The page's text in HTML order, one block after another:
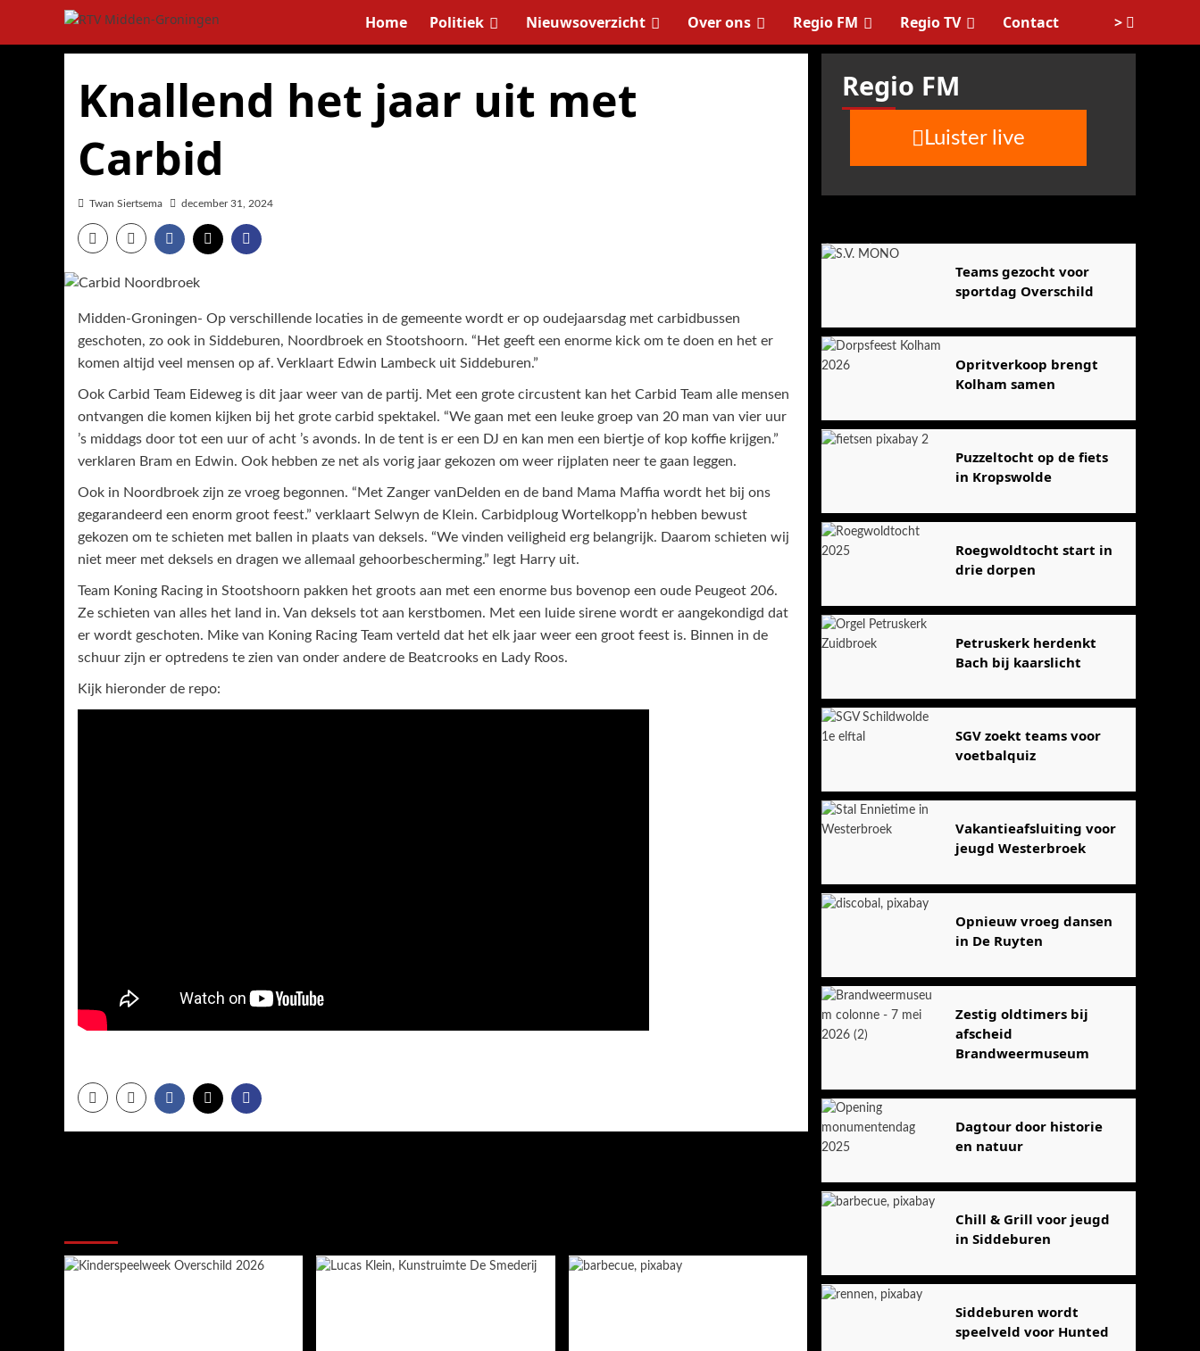
de
Home Politiek Nieuwsoverzicht Over ons Regio FM Regio TV Contact >
Knallend het jaar uit met
Carbid
Twan Siertsema december 31, 2024
Midden-Groningen- Op verschillende locaties in de gemeente wordt er op oudejaarsdag met carbidbussen
geschoten, zo ook in Siddeburen, Noordbroek en Stootshoorn. “Het geeft een enorme kick om te doen en het er
komen altijd veel mensen op af. Verklaart Edwin Lambeck uit Siddeburen.”
Ook Carbid Team Eideweg is dit jaar weer van de partij. Met een grote circustent kan het Carbid Team alle mensen
ontvangen die komen kijken bij het grote carbid spektakel. “We gaan met een leuke groep van 20 man van vier uur
’s middags door tot een uur of acht ’s avonds. In de tent is er een DJ en kan men een biertje of kop koffie krijgen.”
verklaren Bram en Edwin. Ook hebben ze net als vorig jaar gekozen om weer rijplaten neer te gaan leggen.
Ook in Noordbroek zijn ze vroeg begonnen. “Met Zanger vanDelden en de band Mama Maffia wordt het bij ons
gegarandeerd een enorm groot feest.” verklaart Selwyn de Klein. Carbidploug Wortelkopp’n hebben bewust
gekozen om te schieten met ballen in plaats van deksels. “We vinden veiligheid erg belangrijk. Daarom schieten wij
niet meer met deksels en dragen we allemaal gehoorbescherming.” legt Harry uit.
Team Koning Racing in Stootshoorn pakken het groots aan met een enorme bus bovenop een oude Peugeot 206.
Ze schieten van alles het land in. Van deksels tot aan kerstbomen. Met een luide sirene wordt er aangekondigd dat
er wordt geschoten. Mike van Koning Racing Team verteld dat het elk jaar weer een groot feest is. Binnen in de
schuur zijn er optredens te zien van onder andere de Beatcrooks en Lady Roos.
Kijk hieronder de repo:
Regio FM
Luister live
Agenda
Teams gezocht voor
sportdag Overschild
Opritverkoop brengt
Kolham samen
Puzzeltocht op de fiets
in Kropswolde
Roegwoldtocht start in
drie dorpen
Petruskerk herdenkt
Bach bij kaarslicht
SGV zoekt teams voor
voetbalquiz
Vakantieafsluiting voor
jeugd Westerbroek
Opnieuw vroeg dansen
in De Ruyten
Zestig oldtimers bij
afscheid
Brandweermuseum
Dagtour door historie
en natuur
Chill & Grill voor jeugd
in Siddeburen
Siddeburen wordt
speelveld voor Hunted